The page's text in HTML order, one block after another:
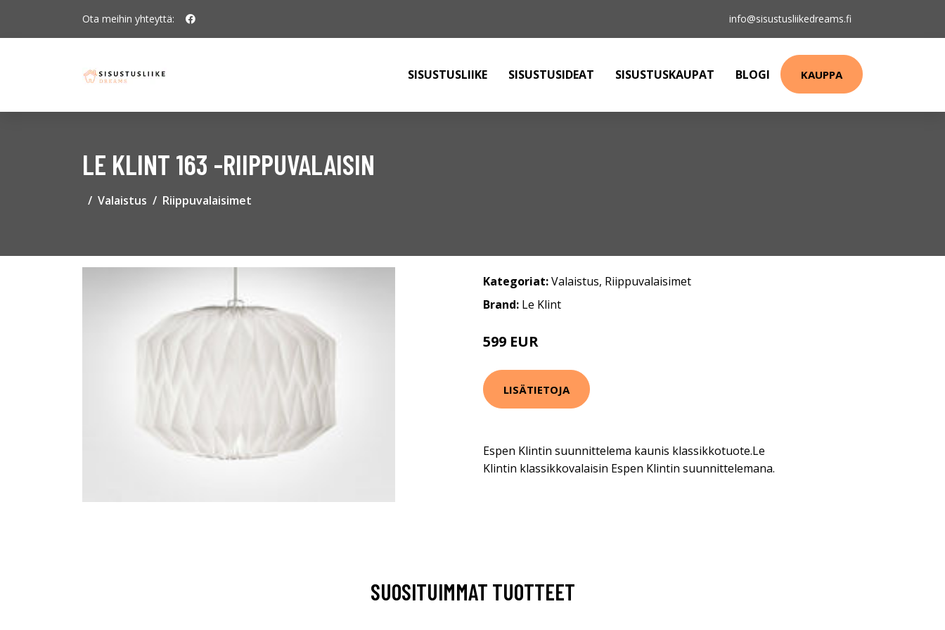
Ota meihin yhteyttä: info@sisustusliikedreams.fi
SISUSTUSLIIKE SISUSTUSIDEAT SISUSTUSKAUPAT BLOGI KAUPPA
LE KLINT 163 -RIIPPUVALAISIN
Valaistus Riippuvalaisimet
Kategoriat:Valaistus, Riippuvalaisimet
Brand: Le Klint
599 EUR
LISÄTIETOJA
Espen Klintin suunnittelema kaunis klassikkotuote.Le
Klintin klassikkovalaisin Espen Klintin suunnittelemana.
SUOSITUIMMAT TUOTTEET